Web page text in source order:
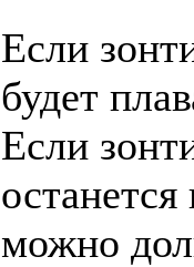
Если
будет
Если
можно